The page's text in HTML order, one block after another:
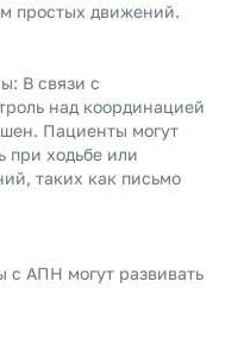
простых движений.
В связи с
над координацией
Пациенты могут
при ходьбе или
таких как письмо
с АПН могут развивать